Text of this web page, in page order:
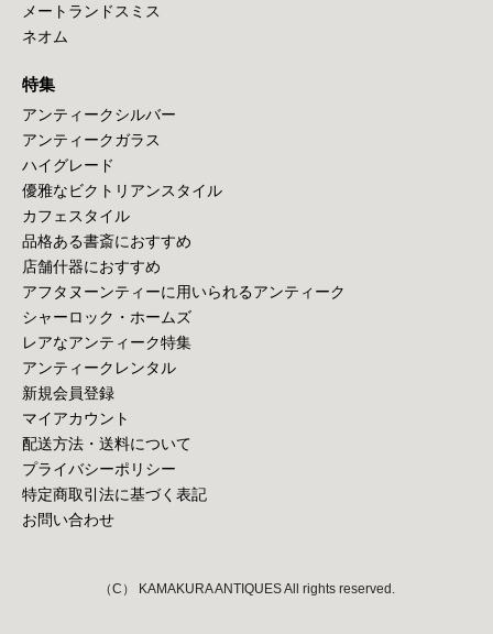
メートランドスミス
ネオム
特集
アンティークシルバー
アンティークガラス
ハイグレード
優雅なビクトリアンスタイル
カフェスタイル
品格ある書斎におすすめ
店舗什器におすすめ
アフタヌーンティーに用いられるアンティーク
シャーロック・ホームズ
レアなアンティーク特集
アンティークレンタル
新規会員登録
マイアカウント
配送方法・送料について
プライバシーポリシー
特定商取引法に基づく表記
お問い合わせ
（C） KAMAKURA ANTIQUES All rights reserved.